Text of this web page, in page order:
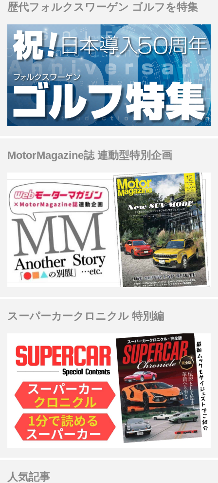
歴代フォルクスワーゲン ゴルフを特集
MotorMagazine誌 連動型特別企画
スーパーカークロニクル 特別編
人気記事